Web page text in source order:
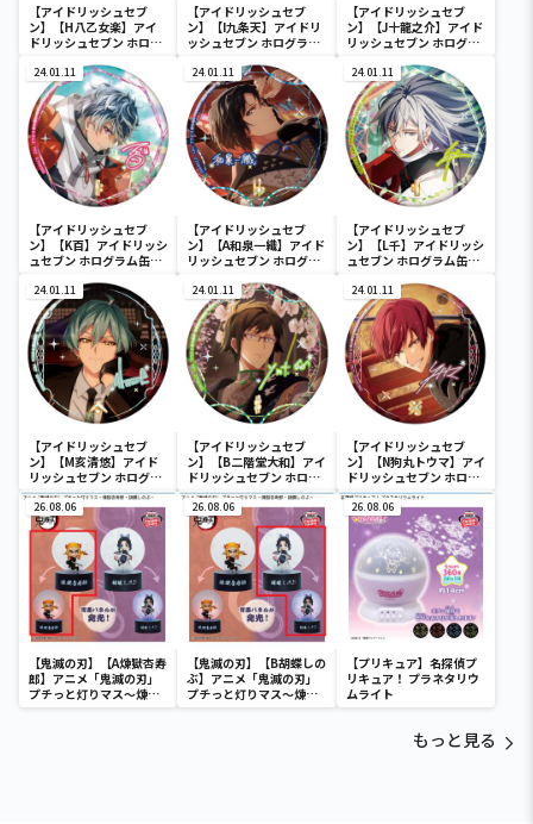
【アイドリッシュセブ
ン】【H八乙女楽】アイ
ドリッシュセブン ホログ
Anniversary ver.～
【アイドリッシュセブ
ン】【I九条天】アイドリ
ッシュセブン ホログラム
Anniversary ver.～
【アイドリッシュセブ
ン】【J十龍之介】アイド
リッシュセブン ホログラ
Anniversary ver.～
24.01.11
【アイドリッシュセブ
ン】【K百】アイドリッシ
ュセブン ホログラム缶バ
Anniversary ver.～
24.01.11
【アイドリッシュセブ
ン】【A和泉一織】アイド
リッシュセブン ホログラ
Anniversary ver.～
24.01.11
【アイドリッシュセブ
ン】【L千】アイドリッシ
ュセブン ホログラム缶バ
Anniversary ver.～
24.01.11
【アイドリッシュセブ
ン】【M亥清悠】アイド
リッシュセブン ホログラ
ム缶バッジ～2022
Anniversary ver.～
24.01.11
【アイドリッシュセブ
ン】【B二階堂大和】アイ
ドリッシュセブン ホログ
ラム缶バッジ～2022
Anniversary ver.～
24.01.11
【アイドリッシュセブ
ン】【N狗丸トウマ】アイ
ドリッシュセブン ホログ
ラム缶バッジ～2022
Anniversary ver.～
26.08.06
【鬼滅の刃】【A煉獄杏寿
郎】アニメ「鬼滅の刃」
プチっと灯りマス～煉獄
杏寿郎・胡蝶しのぶ～
26.08.06
【鬼滅の刃】【B胡蝶しの
ぶ】アニメ「鬼滅の刃」
プチっと灯りマス～煉獄
杏寿郎・胡蝶しのぶ～
26.08.06
【プリキュア】名探偵プ
リキュア！ プラネタリウ
ムライト
もっと見る